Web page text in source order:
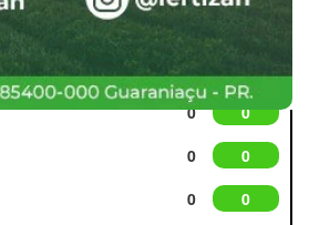
Cotações
0 0
0 0
0 0